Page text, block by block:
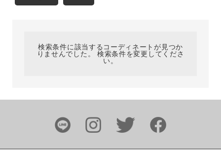
ブランド
検索条件に該当するコーディネートが見つか
りませんでした。 検索条件を変更してくださ
い。